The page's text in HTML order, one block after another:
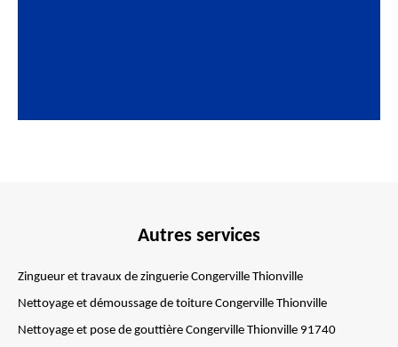
Autres services
Zingueur et travaux de zinguerie Congerville Thionville
Nettoyage et démoussage de toiture Congerville Thionville
Nettoyage et pose de gouttière Congerville Thionville 91740